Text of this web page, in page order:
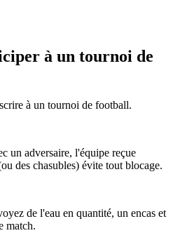
à un tournoi de
à un tournoi de football.
un adversaire, l'équipe reçue
des chasubles) évite tout blocage.
de l'eau en quantité, un encas et
match.